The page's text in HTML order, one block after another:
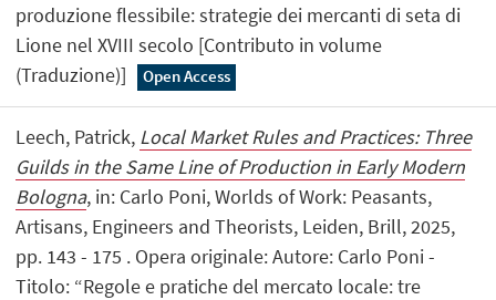
produzione flessibile: strategie dei mercanti di seta di
Lione nel XVIII secolo [Contributo in volume
(Traduzione)]
Open Access
Leech, Patrick, Local Market Rules and Practices: Three
Guilds in the Same Line of Production in Early Modern
Bologna, in: Carlo Poni, Worlds of Work: Peasants,
Artisans, Engineers and Theorists, Leiden, Brill, 2025,
pp. 143 - 175 . Opera originale: Autore: Carlo Poni -
Titolo: “Regole e pratiche del mercato locale: tre